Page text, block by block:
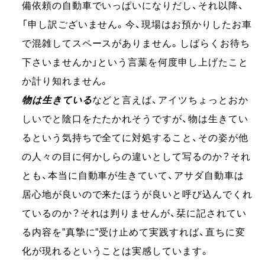
備依頼の自動車でいっぱいになりだし、それ以降、
「申し訳ございません。今、現場はお預かりしたお車
で混雑してスペースがありません。しばらくお待ち
下さいませんか」という言葉を何度申し上げたこと
か計り知れません。
物は生きているなどと言えば、アイツちょっとおか
しいでと陰口をたたかれそうですが、物は生きてい
るという気持ちで全てに対処すること、その姿が他
の人々の目に何かしらの違いとして写るのか？それ
とも、本当に自動車が生きていて、アサダ自動車は
居心地が良いので来たほうが良いと呼び込んでくれ
ているのか？それは判りませんが、栞に記されてい
る内容を”真摯に”受け止めて実践すれば、直ちに変
化が現れるということは実感しています。